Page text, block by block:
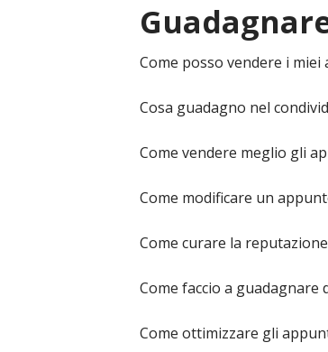
Come posso vendere i
Cosa guadagno nel
Come vendere meglio gli
Come modificare un
Come curare la
Come faccio a guadagnare
Come ottimizzare gli